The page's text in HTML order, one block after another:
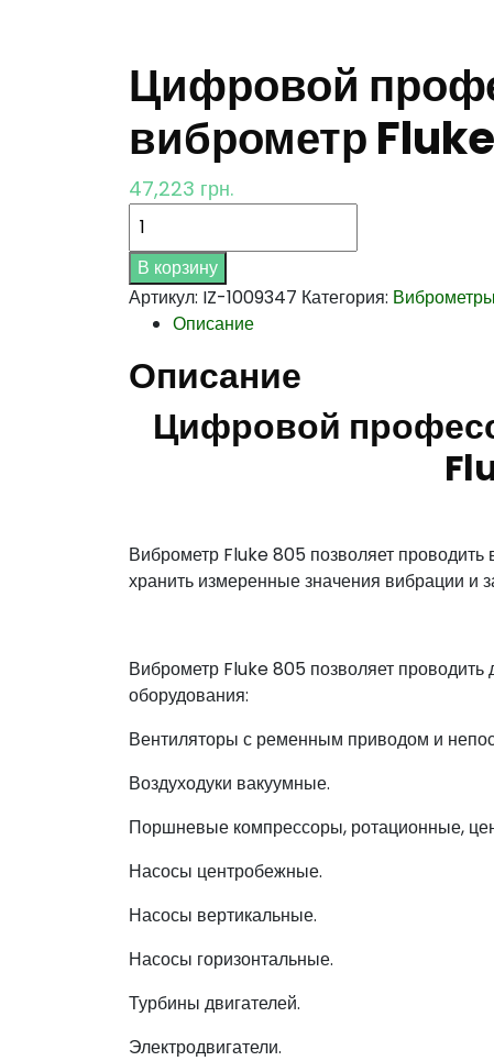
Цифровой
виброметр
47,223 грн.
Количество
В корзину
Артикул: IZ-1009347 Категория: Виброметры
Описание
Описание
Цифровой
Виброметр Fluke 805 позволяет
хранить измеренные значения вибрации и
Виброметр Fluke 805 позволяет
оборудования:
Вентиляторы с ременным приводом и
Воздуходуки вакуумные.
Поршневые компрессоры, ротационные,
Насосы центробежные.
Насосы вертикальные.
Насосы горизонтальные.
Турбины двигателей.
Электродвигатели.